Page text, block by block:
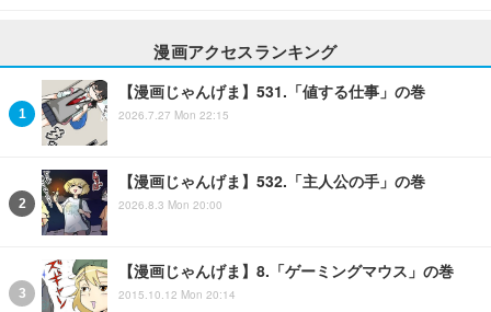
漫画アクセスランキング
【漫画じゃんげま】531.「値する仕事」の巻
2026.7.27 Mon 22:15
【漫画じゃんげま】532.「主人公の手」の巻
2026.8.3 Mon 20:00
【漫画じゃんげま】8.「ゲーミングマウス」の巻
2015.10.12 Mon 20:14